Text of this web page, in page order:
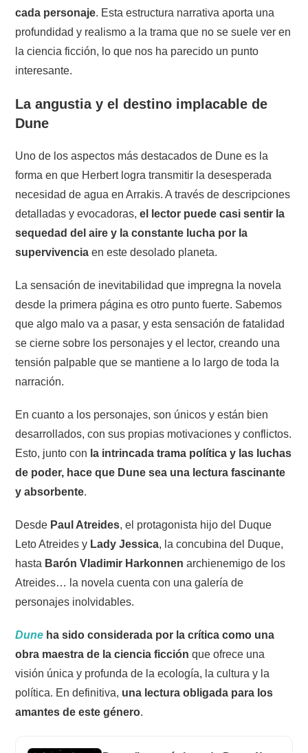
cada personaje. Esta estructura narrativa aporta una
profundidad y realismo a la trama que no se suele ver en
la ciencia ficción, lo que nos ha parecido un punto
interesante.
La angustia y el destino implacable de
Dune
Uno de los aspectos más destacados de Dune es la
forma en que Herbert logra transmitir la desesperada
necesidad de agua en Arrakis. A través de descripciones
detalladas y evocadoras,el lector puede casi sentir la
sequedad del aire y la constante lucha por la
supervivencia en este desolado planeta.
La sensación de inevitabilidad que impregna la novela
desde la primera página es otro punto fuerte. Sabemos
que algo malo va a pasar, y esta sensación de fatalidad
se cierne sobre los personajes y el lector, creando una
tensión palpable que se mantiene a lo largo de toda la
narración.
En cuanto a los personajes, son únicos y están bien
desarrollados, con sus propias motivaciones y conflictos.
Esto, junto con la intrincada trama política y las luchas
de poder, hace que Dune sea una lectura fascinante
y absorbente.
Desde Paul Atreides, el protagonista hijo del Duque
Leto Atreides y Lady Jessica, la concubina del Duque,
hasta Barón Vladimir Harkonnen archienemigo de los
Atreides… la novela cuenta con una galería de
personajes inolvidables.
Dune ha sido considerada por la crítica como una
obra maestra de la ciencia ficción que ofrece una
visión única y profunda de la ecología, la cultura y la
política. En definitiva, una lectura obligada para los
amantes de este género.